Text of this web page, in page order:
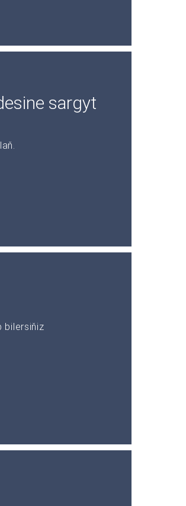
sargyt
bilersiňiz